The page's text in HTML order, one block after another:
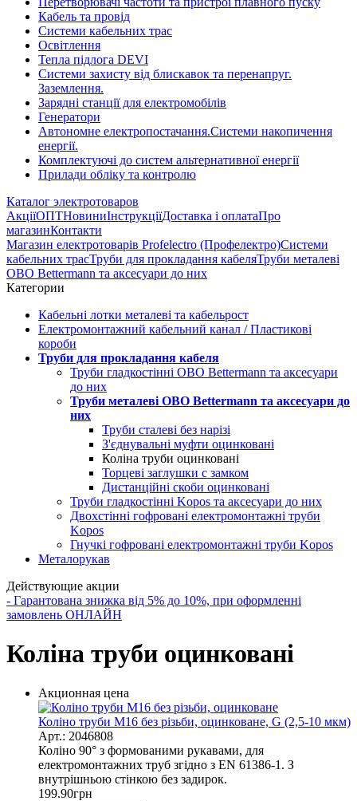
Кабель та провід
Системи кабельних трас
Освітлення
Тепла підлога DEVI
Системи захисту від блискавок та перенапруг.
Заземлення.
Зарядні станції для електромобілів
Генератори
Автономне електропостачання.Системи накопичення
енергії.
Комплектуючі до систем альтернативної енергії
Прилади обліку та контролю
Каталог электротоваров
АкціїОПТНовиниІнструкціїДоставка і оплатаПро
магазинКонтакти
Магазин електротоварів Profelectro (Профелектро)Системи
кабельних трасТруби для прокладання кабеляТруби металеві
OBO Bettermann та аксесуари до них
Категории
Кабельні лотки металеві та кабельрост
Електромонтажний кабельний канал / Пластикові
короби
Труби для прокладання кабеля
Труби гладкостінні OBO Bettermann та аксесуари
до них
Труби металеві OBO Bettermann та аксесуари до
них
Труби сталеві без нарізі
З'єднувальні муфти оцинковані
Коліна труби оцинковані
Торцеві заглушки с замком
Дистанційні скоби оцинковані
Труби гладкостінні Kopos та аксесуари до них
Двохстінні гофровані електромонтажні труби
Kopos
Гнучкі гофровані електромонтажні труби Kopos
Металорукав
Действующие акции
- Гарантована знижка від 5% до 10%, при оформленні
замовлень ОНЛАЙН
Коліна труби оцинковані
Акционная цена
Коліно труби М16 без різьби, оцинковане, G (2,5-10 мкм)
Арт.: 2046808
Коліно 90° з формованими рукавами, для
електромонтажних труб згідно з EN 61386-1. З
внутрішньою стінкою без задирок.
199.90грн